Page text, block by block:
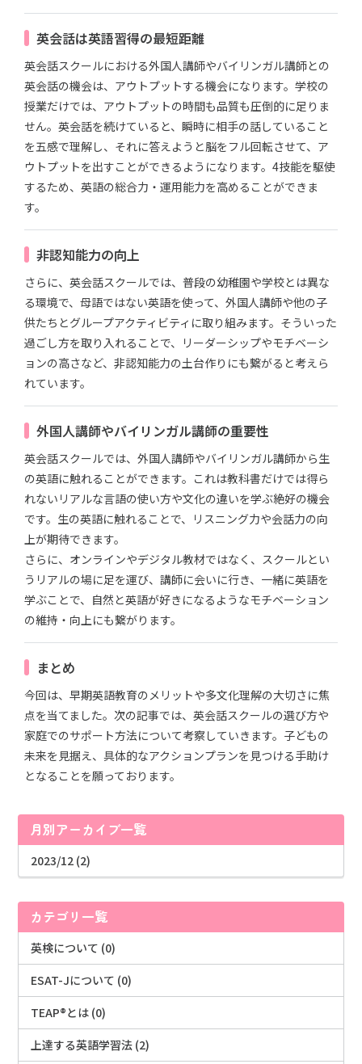
英会話は英語習得の最短距離
英会話スクールにおける外国人講師やバイリンガル講師との
英会話の機会は、アウトプットする機会になります。学校の
授業だけでは、アウトプットの時間も品質も圧倒的に足りま
せん。英会話を続けていると、瞬時に相手の話していること
を五感で理解し、それに答えようと脳をフル回転させて、ア
ウトプットを出すことができるようになります。4技能を駆使
するため、英語の総合力・運用能力を高めることができま
す。
非認知能力の向上
さらに、英会話スクールでは、普段の幼稚園や学校とは異な
る環境で、母語ではない英語を使って、外国人講師や他の子
供たちとグループアクティビティに取り組みます。そういった
過ごし方を取り入れることで、リーダーシップやモチベーシ
ョンの高さなど、非認知能力の土台作りにも繋がると考えら
れています。
外国人講師やバイリンガル講師の重要性
英会話スクールでは、外国人講師やバイリンガル講師から生
の英語に触れることができます。これは教科書だけでは得ら
れないリアルな言語の使い方や文化の違いを学ぶ絶好の機会
です。生の英語に触れることで、リスニング力や会話力の向
上が期待できます。
さらに、オンラインやデジタル教材ではなく、スクールとい
うリアルの場に足を運び、講師に会いに行き、一緒に英語を
学ぶことで、自然と英語が好きになるようなモチベーション
の維持・向上にも繋がります。
まとめ
今回は、早期英語教育のメリットや多文化理解の大切さに焦
点を当てました。次の記事では、英会話スクールの選び方や
家庭でのサポート方法について考察していきます。子どもの
未来を見据え、具体的なアクションプランを見つける手助け
となることを願っております。
月別アーカイブ一覧
2023/12 (2)
カテゴリ一覧
英検について (0)
ESAT-Jについて (0)
TEAP®とは (0)
上達する英語学習法 (2)